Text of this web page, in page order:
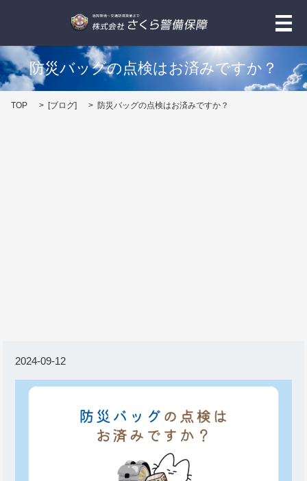
メ
防災バッグの点検はお済みですか？
TOP [ブログ] 防災バッグの点検はお済みですか？
2024-09-12